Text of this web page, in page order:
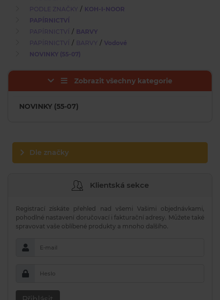
PODLE ZNAČKY / KOH-I-NOOR
PAPÍRNICTVÍ
PAPÍRNICTVÍ / BARVY
PAPÍRNICTVÍ / BARVY / Vodové
NOVINKY (55-07)
Zobrazit všechny kategorie
NOVINKY (55-07)
Dle značky
Klientská sekce
Registrací získáte přehled nad všemi Vašimi objednávkami,
pohodlné nastavení doručovací i fakturační adresy. Můžete také
spravovat vaše oblíbené produkty a mnoho dalšího.
E-mail
Heslo